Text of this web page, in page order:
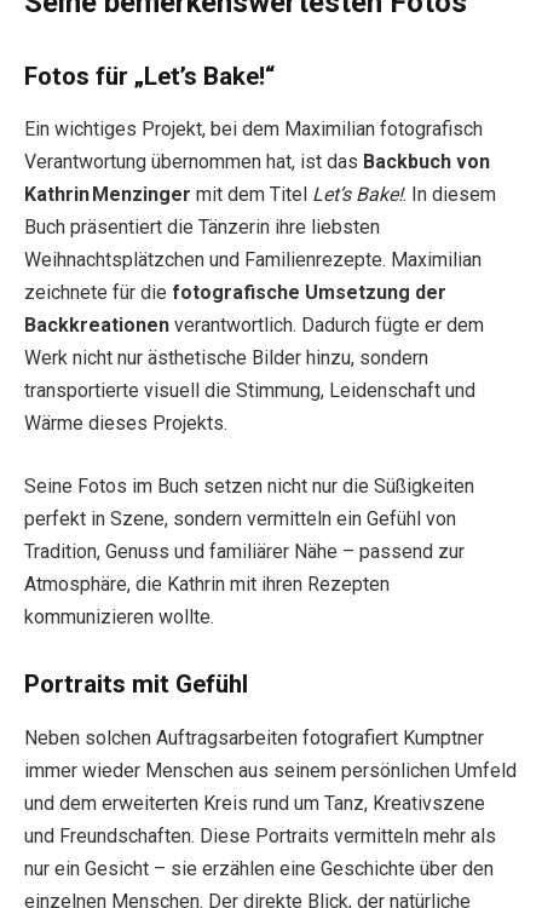
Fotos für „Let’s Bake!“
Ein wichtiges Projekt, bei dem Maximilian fotografisch
Verantwortung übernommen hat, ist das Backbuch von
Kathrin Menzinger mit dem Titel Let’s Bake!. In diesem
Buch präsentiert die Tänzerin ihre liebsten
Weihnachtsplätzchen und Familienrezepte. Maximilian
zeichnete für die fotografische Umsetzung der
Backkreationen verantwortlich. Dadurch fügte er dem
Werk nicht nur ästhetische Bilder hinzu, sondern
transportierte visuell die Stimmung, Leidenschaft und
Wärme dieses Projekts.
Seine Fotos im Buch setzen nicht nur die Süßigkeiten
perfekt in Szene, sondern vermitteln ein Gefühl von
Tradition, Genuss und familiärer Nähe – passend zur
Atmosphäre, die Kathrin mit ihren Rezepten
kommunizieren wollte.
Portraits mit Gefühl
Neben solchen Auftragsarbeiten fotografiert Kumptner
immer wieder Menschen aus seinem persönlichen Umfeld
und dem erweiterten Kreis rund um Tanz, Kreativszene
und Freundschaften. Diese Portraits vermitteln mehr als
nur ein Gesicht – sie erzählen eine Geschichte über den
einzelnen Menschen. Der direkte Blick, der natürliche